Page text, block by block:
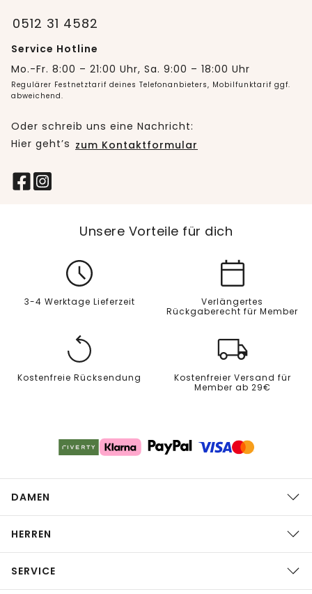
0512 31 4582
Service Hotline
Mo.-Fr. 8:00 – 21:00 Uhr, Sa. 9:00 – 18:00 Uhr
Regulärer Festnetztarif deines Telefonanbieters, Mobilfunktarif ggf.
abweichend.
Oder schreib uns eine Nachricht:
Hier geht’s zum Kontaktformular
Unsere Vorteile für dich
3-4 Werktage Lieferzeit
Verlängertes
Rückgaberecht für Member
Kostenfreie Rücksendung
Kostenfreier Versand für
Member ab 29€
DAMEN
HERREN
SERVICE